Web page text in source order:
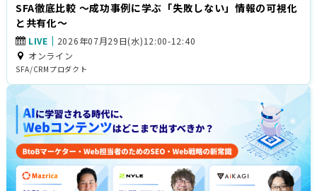
SFA徹底比較 〜成功事例に学ぶ「失敗しない」情報の可視化
と共有化〜
LIVE
2026年07月29日(水)12:00-12:40
オンライン
SFA/CRM プロダクト